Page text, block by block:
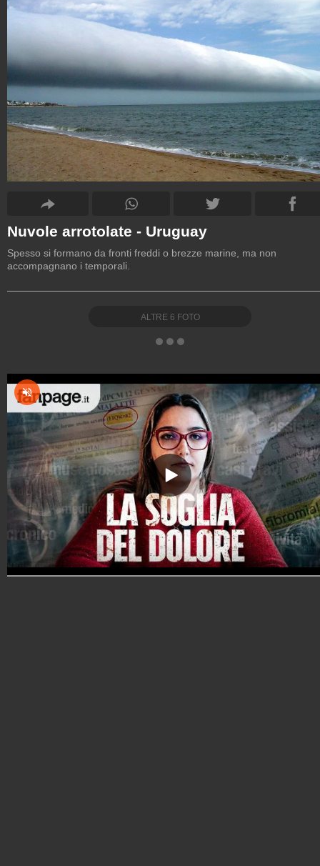
Nuvole arrotolate - Uruguay
Spesso si formano da fronti freddi o brezze marine, ma non
accompagnano i temporali.
ALTRE 6 FOTO